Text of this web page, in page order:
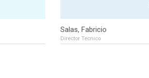
Salas, Fabricio
Director Tecnico